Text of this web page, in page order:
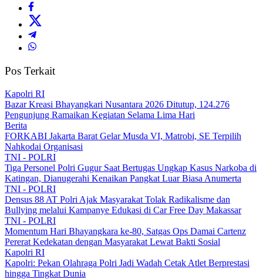
Pos Terkait
Kapolri RI
Bazar Kreasi Bhayangkari Nusantara 2026 Ditutup, 124.276
Pengunjung Ramaikan Kegiatan Selama Lima Hari
Berita
FORKABI Jakarta Barat Gelar Musda VI, Matrobi, SE Terpilih
Nahkodai Organisasi
TNI - POLRI
Tiga Personel Polri Gugur Saat Bertugas Ungkap Kasus Narkoba di
Katingan, Dianugerahi Kenaikan Pangkat Luar Biasa Anumerta
TNI - POLRI
Densus 88 AT Polri Ajak Masyarakat Tolak Radikalisme dan
Bullying melalui Kampanye Edukasi di Car Free Day Makassar
TNI - POLRI
Momentum Hari Bhayangkara ke-80, Satgas Ops Damai Cartenz
Pererat Kedekatan dengan Masyarakat Lewat Bakti Sosial
Kapolri RI
Kapolri: Pekan Olahraga Polri Jadi Wadah Cetak Atlet Berprestasi
hingga Tingkat Dunia